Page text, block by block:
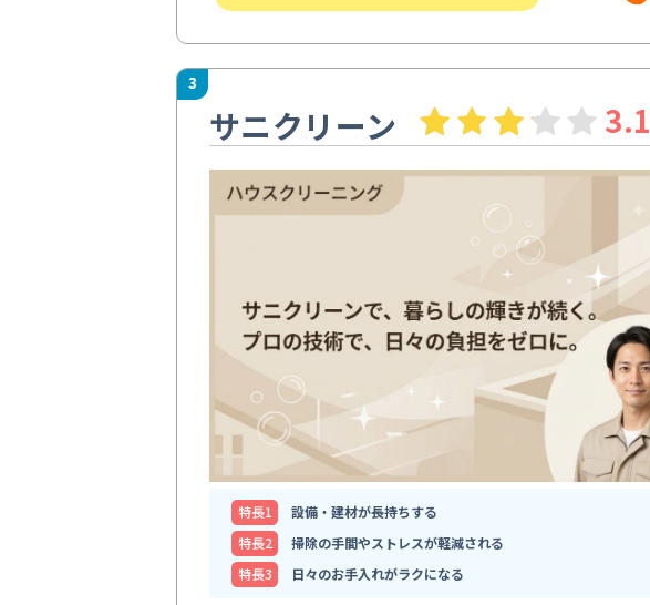
3
サニクリーン 3.1
特⻑1
設備・建材が長持ちする
特⻑2
掃除の手間やストレスが軽減される
特⻑3
日々のお手入れがラクになる